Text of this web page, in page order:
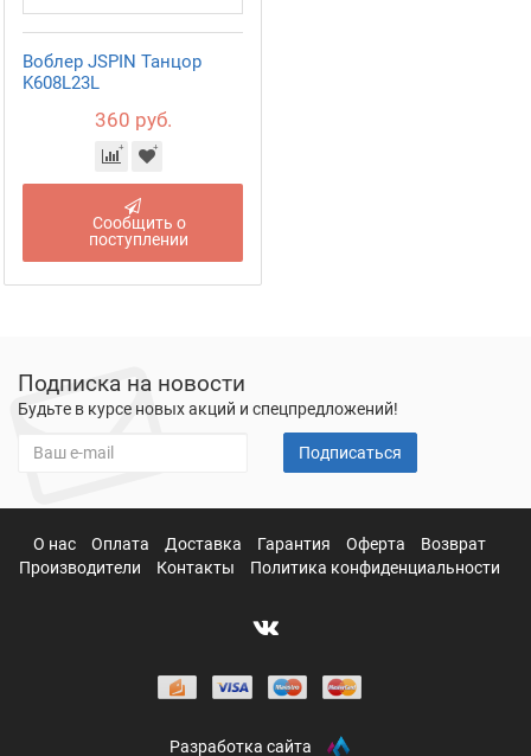
Воблер JSPIN Танцор
K608L23L
360 руб.
Сообщить о
поступлении
Подписка на новости
Будьте в курсе новых акций и спецпредложений!
Подписаться
О нас Оплата Доставка Гарантия Оферта
Возврат
Производители
Контакты Политика конфиденциальности
Разработка сайта